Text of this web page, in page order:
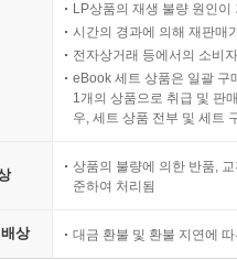
LP상품의 재생 불량 원인
시간의 경과에 의해 재판매
전자상거래 등에서의 소비
eBook 세트 상품은 일괄 구
1개의 상품으로 취급 및 판
우, 세트 상품 전부 및 세트
상품의 불량에 의한 반품,
준하여 처리됨
상 대금 환불 및 환불 지연에